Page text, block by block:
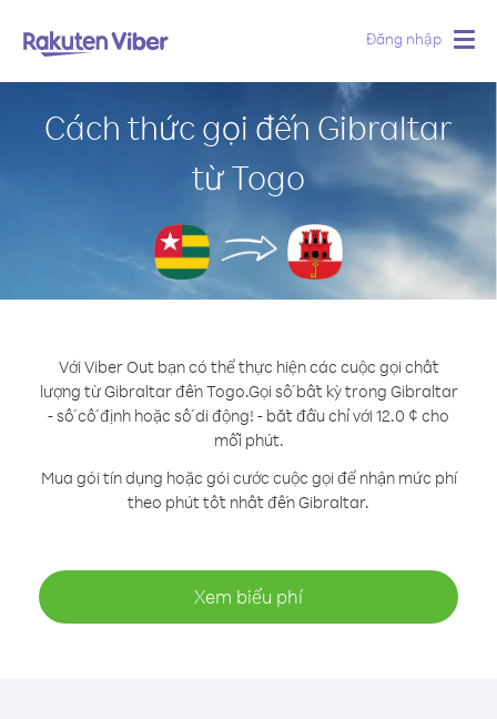
Đăng nhập
Cách thức gọi đến Gibraltar
từ Togo
Với Viber Out bạn có thể thực hiện các cuộc gọi chất
lượng từ Gibraltar đến Togo.Gọi số bất kỳ trong Gibraltar
- số cố định hoặc số di động! - bắt đầu chỉ với 12.0 ¢ cho
mỗi phút.
Mua gói tín dụng hoặc gói cước cuộc gọi để nhận mức phí
theo phút tốt nhất đến Gibraltar.
Xem biểu phí